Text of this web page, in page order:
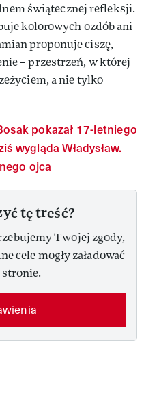
świątecznej refleksji.
kolorowych ozdób ani
proponuje ciszę,
– przestrzeń, w której
a nie tylko
pokazał 17-letniego
wygląda Władysław.
ojca
tę treść?
Twojej zgody,
cele mogły załadować